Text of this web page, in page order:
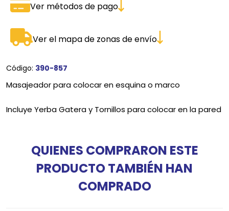
Ver métodos de pago
Ver el mapa de zonas de envío
Código: 390-857
Masajeador para colocar en esquina o marco
Incluye Yerba Gatera y Tornillos para colocar en la pared
QUIENES COMPRARON ESTE
PRODUCTO TAMBIÉN HAN
COMPRADO